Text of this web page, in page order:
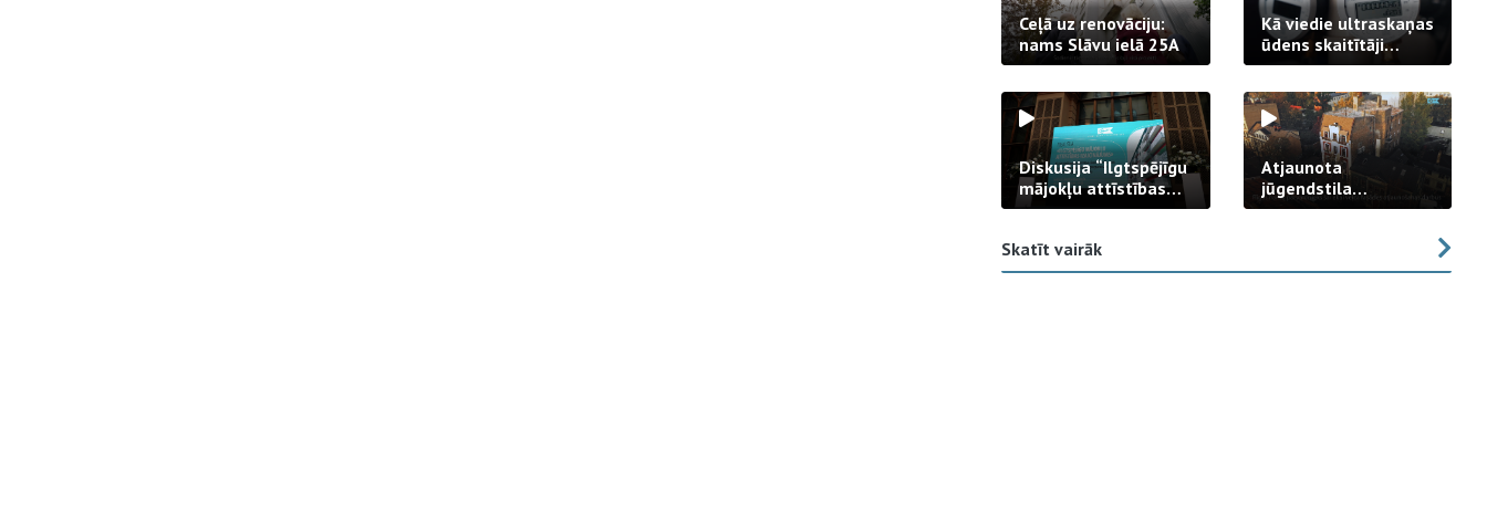
Ceļā uz renovāciju:
nams Slāvu ielā 25A
Kā viedie ultraskaņas
ūdens skaitītāji
strādā praksē
Diskusija “Ilgtspējīgu
mājokļu attīstības
izaicinājums”
Atjaunota
jūgendstila
arhitektūras pērles
Skatīt vairāk